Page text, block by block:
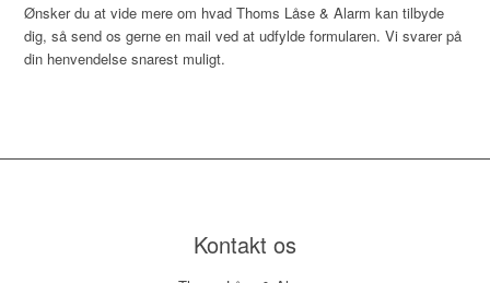
Ønsker du at vide mere om hvad Thoms Låse & Alarm kan tilbyde
dig, så send os gerne en mail ved at udfylde formularen. Vi svarer på
din henvendelse snarest muligt.​
Kontakt os